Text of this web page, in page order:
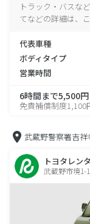
トラック・バスな
てなどの詳細は、
代表車種
ボディタイプ
営業時間
6時間まで5,500円
免責補償制度1,100
武蔵野警察署吉
トヨタレン
武蔵野市境1-